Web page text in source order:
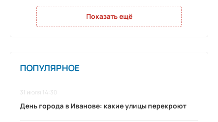
Показать ещё
ПОПУЛЯРНОЕ
31 июля 14:30
День города в Иванове: какие улицы перекроют